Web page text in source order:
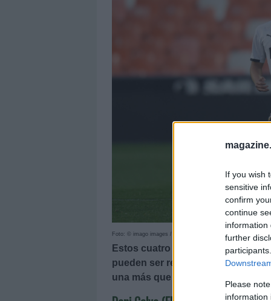
If you wish
sensitive
confirm
continue
information
further
Please
information
Foto: © imago images / Pressiphoto
Estos cuatro jugadores
pueden ser rentables para las
una más que posible